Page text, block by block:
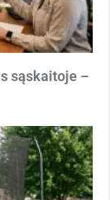
sąskaitoje –